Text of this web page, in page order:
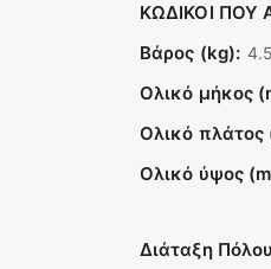
ΚΩΔΙΚΟΙ ΠΟΥ
Βάρος (kg):
Ολικό μήκος
Ολικό πλάτος
Ολικό ύψος
Διάταξη